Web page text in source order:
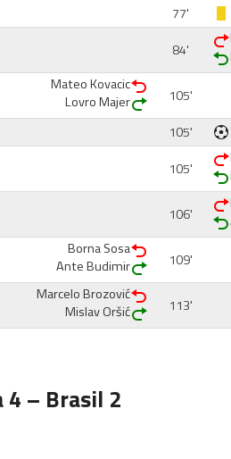
77'
84'
Mateo Kovacic
Lovro Majer
105'
105'
105'
106'
Borna Sosa
Ante Budimir
109'
Marcelo Brozović
Mislav Oršić
113'
4 – Brasil 2